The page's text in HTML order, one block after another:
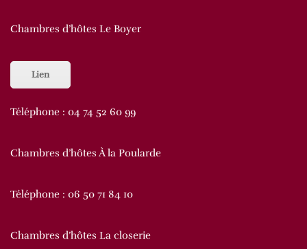
Chambres d’hôtes Le Boyer
Lien
Téléphone : 04 74 52 60 99
Chambres d’hôtes À la Poularde
Téléphone : 06 50 71 84 10
Chambres d’hôtes La closerie